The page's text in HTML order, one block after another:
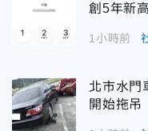
創5年新高
1小時前
北市水
開始拖吊